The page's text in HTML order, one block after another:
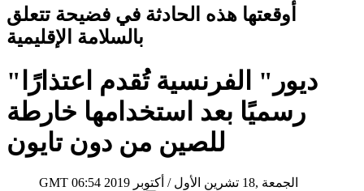
أوقعتها هذه الحادثة في فضيحة تتعلق
بالسلامة الإقليمية
"ديور" الفرنسية تُقدم اعتذارًا
رسميًا بعد استخدامها خارطة
للصين من دون تايون
GMT 06:54 2019 الجمعة ,18 تشرين الأول / أكتوبر